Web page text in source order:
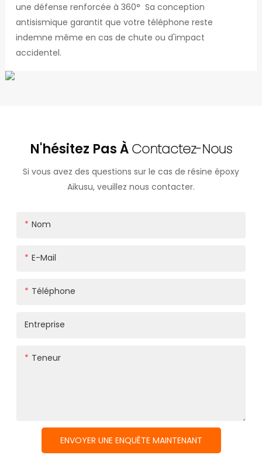
une défense renforcée à 360° Sa conception
antisismique garantit que votre téléphone reste
indemne même en cas de chute ou d'impact
accidentel.
N'hésitez Pas ÀContactez-Nous
Si vous avez des questions sur le cas de résine époxy
Aikusu, veuillez nous contacter.
Nom
E-Mail
Téléphone
Entreprise
Teneur
ENVOYER UNE ENQUÊTE MAINTENANT